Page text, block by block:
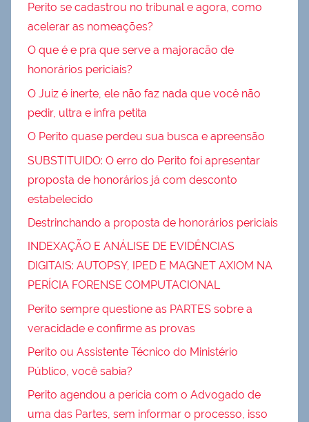
Perito se cadastrou no tribunal e agora, como
acelerar as nomeações?
O que é e pra que serve a majoracão de
honorários periciais?
O Juiz é inerte, ele não faz nada que você não
pedir, ultra e infra petita
O Perito quase perdeu sua busca e apreensão
SUBSTITUIDO: O erro do Perito foi apresentar
proposta de honorários já com desconto
estabelecido
Destrinchando a proposta de honorários periciais
INDEXAÇÃO E ANÁLISE DE EVIDÊNCIAS
DIGITAIS: AUTOPSY, IPED E MAGNET AXIOM NA
PERÍCIA FORENSE COMPUTACIONAL
Perito sempre questione as PARTES sobre a
veracidade e confirme as provas
Perito ou Assistente Técnico do Ministério
Público, você sabia?
Perito agendou a perícia com o Advogado de
uma das Partes, sem informar o processo, isso